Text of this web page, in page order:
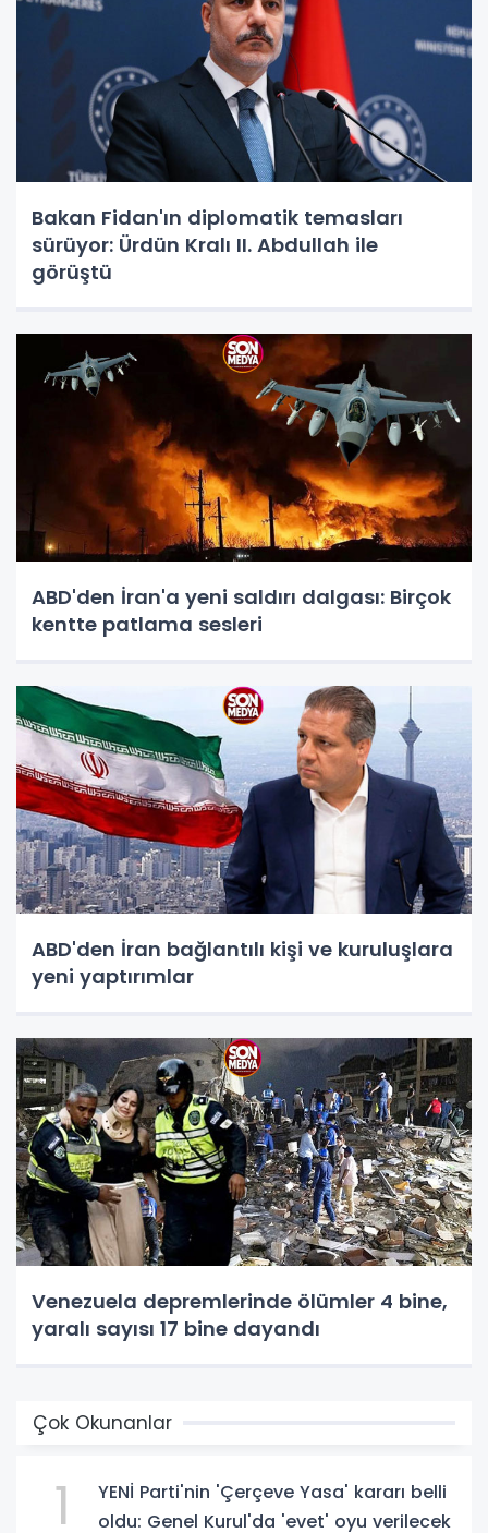
Bakan Fidan'ın diplomatik temasları
sürüyor: Ürdün Kralı II. Abdullah ile
görüştü
ABD'den İran'a yeni saldırı dalgası: Birçok
kentte patlama sesleri
ABD'den İran bağlantılı kişi ve kuruluşlara
yeni yaptırımlar
Venezuela depremlerinde ölümler 4 bine,
yaralı sayısı 17 bine dayandı
Çok Okunanlar
1
YENİ Parti'nin 'Çerçeve Yasa' kararı belli
oldu: Genel Kurul'da 'evet' oyu verilecek